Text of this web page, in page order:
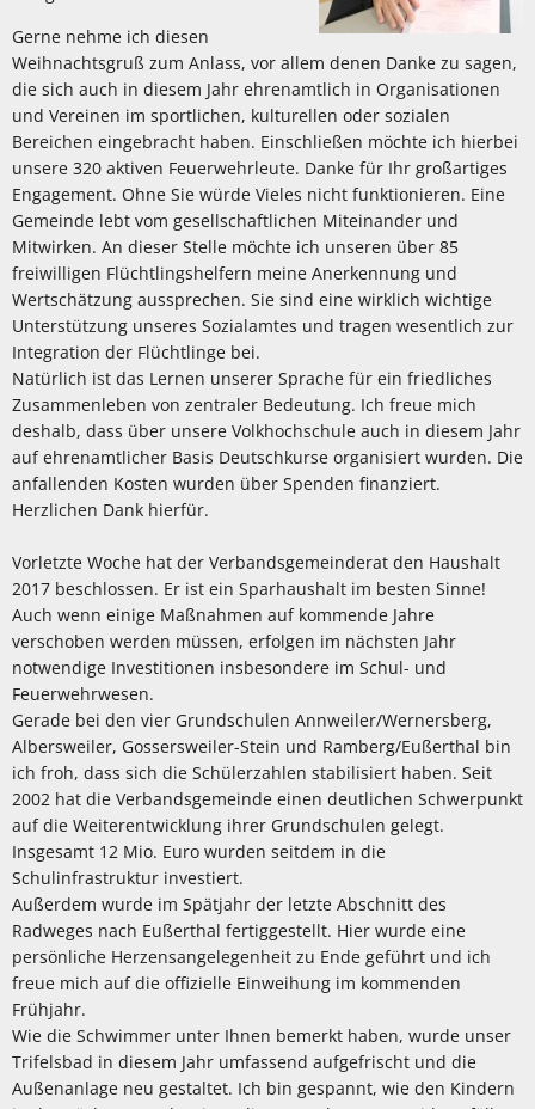
Gerne nehme ich diesen
Weihnachtsgruß zum Anlass, vor allem denen Danke zu sagen,
die sich auch in diesem Jahr ehrenamtlich in Organisationen
und Vereinen im sportlichen, kulturellen oder sozialen
Bereichen eingebracht haben. Einschließen möchte ich hierbei
unsere 320 aktiven Feuerwehrleute. Danke für Ihr großartiges
Engagement. Ohne Sie würde Vieles nicht funktionieren. Eine
Gemeinde lebt vom gesellschaftlichen Miteinander und
Mitwirken. An dieser Stelle möchte ich unseren über 85
freiwilligen Flüchtlingshelfern meine Anerkennung und
Wertschätzung aussprechen. Sie sind eine wirklich wichtige
Unterstützung unseres Sozialamtes und tragen wesentlich zur
Integration der Flüchtlinge bei.
Natürlich ist das Lernen unserer Sprache für ein friedliches
Zusammenleben von zentraler Bedeutung. Ich freue mich
deshalb, dass über unsere Volkhochschule auch in diesem Jahr
auf ehrenamtlicher Basis Deutschkurse organisiert wurden. Die
anfallenden Kosten wurden über Spenden finanziert.
Herzlichen Dank hierfür.
Vorletzte Woche hat der Verbandsgemeinderat den Haushalt
2017 beschlossen. Er ist ein Sparhaushalt im besten Sinne!
Auch wenn einige Maßnahmen auf kommende Jahre
verschoben werden müssen, erfolgen im nächsten Jahr
notwendige Investitionen insbesondere im Schul- und
Feuerwehrwesen.
Gerade bei den vier Grundschulen Annweiler/Wernersberg,
Albersweiler, Gossersweiler-Stein und Ramberg/Eußerthal bin
ich froh, dass sich die Schülerzahlen stabilisiert haben. Seit
2002 hat die Verbandsgemeinde einen deutlichen Schwerpunkt
auf die Weiterentwicklung ihrer Grundschulen gelegt.
Insgesamt 12 Mio. Euro wurden seitdem in die
Schulinfrastruktur investiert.
Außerdem wurde im Spätjahr der letzte Abschnitt des
Radweges nach Eußerthal fertiggestellt. Hier wurde eine
persönliche Herzensangelegenheit zu Ende geführt und ich
freue mich auf die offizielle Einweihung im kommenden
Frühjahr.
Wie die Schwimmer unter Ihnen bemerkt haben, wurde unser
Trifelsbad in diesem Jahr umfassend aufgefrischt und die
Außenanlage neu gestaltet. Ich bin gespannt, wie den Kindern